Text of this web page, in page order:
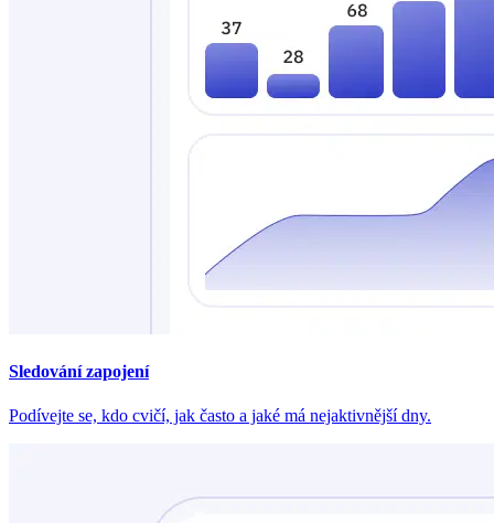
Sledování zapojení
Podívejte se, kdo cvičí, jak často a jaké má nejaktivnější dny.